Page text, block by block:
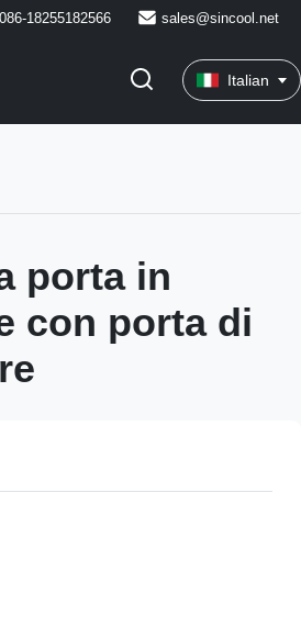
18255182566 sales@sincool.net
Italian
porta in
con porta di